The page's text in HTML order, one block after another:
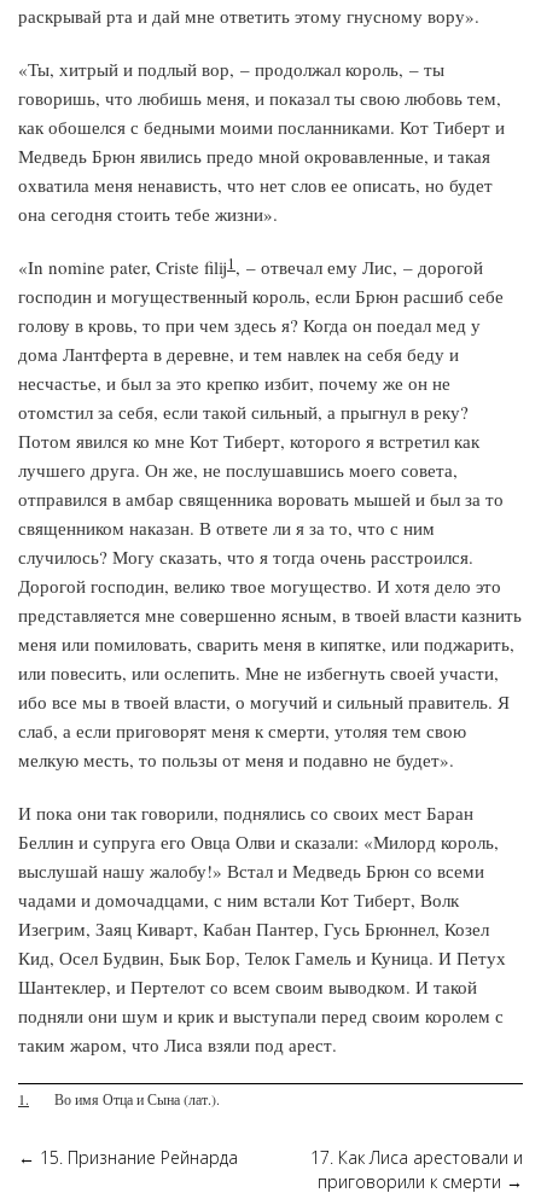
раскрывай рта и дай мне ответить этому гнусному вору».
«Ты, хитрый и подлый вор, – продолжал король, – ты
говоришь, что любишь меня, и показал ты свою любовь тем,
как обошелся с бедными моими посланниками. Кот Тиберт и
Медведь Брюн явились предо мной окровавленные, и такая
охватила меня ненависть, что нет слов ее описать, но будет
она сегодня стоить тебе жизни».
«In nomine pater, Criste filij1, – отвечал ему Лис, – дорогой
господин и могущественный король, если Брюн расшиб себе
голову в кровь, то при чем здесь я? Когда он поедал мед у
дома Лантферта в деревне, и тем навлек на себя беду и
несчастье, и был за это крепко избит, почему же он не
отомстил за себя, если такой сильный, а прыгнул в реку?
Потом явился ко мне Кот Тиберт, которого я встретил как
лучшего друга. Он же, не послушавшись моего совета,
отправился в амбар священника воровать мышей и был за то
священником наказан. В ответе ли я за то, что с ним
случилось? Могу сказать, что я тогда очень расстроился.
Дорогой господин, велико твое могущество. И хотя дело это
представляется мне совершенно ясным, в твоей власти казнить
меня или помиловать, сварить меня в кипятке, или поджарить,
или повесить, или ослепить. Мне не избегнуть своей участи,
ибо все мы в твоей власти, о могучий и сильный правитель. Я
слаб, а если приговорят меня к смерти, утоляя тем свою
мелкую месть, то пользы от меня и подавно не будет».
И пока они так говорили, поднялись со своих мест Баран
Беллин и супруга его Овца Олви и сказали: «Милорд король,
выслушай нашу жалобу!» Встал и Медведь Брюн со всеми
чадами и домочадцами, с ним встали Кот Тиберт, Волк
Изегрим, Заяц Киварт, Кабан Пантер, Гусь Брюннел, Козел
Кид, Осел Будвин, Бык Бор, Телок Гамель и Куница. И Петух
Шантеклер, и Пертелот со всем своим выводком. И такой
подняли они шум и крик и выступали перед своим королем с
таким жаром, что Лиса взяли под арест.
1. Во имя Отца и Сына (лат.).
← 15. Признание Рейнарда
17. Как Лиса арестовали и
приговорили к смерти →